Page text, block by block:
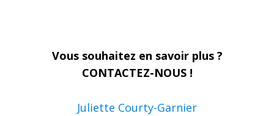
Vous souhaitez en savoir plus ?
CONTACTEZ-NOUS !
Juliette Courty-Garnier